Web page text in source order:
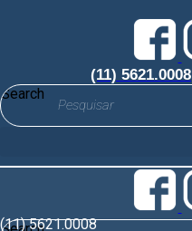
(11) 5621.0008
Search
(11) 5621.0008